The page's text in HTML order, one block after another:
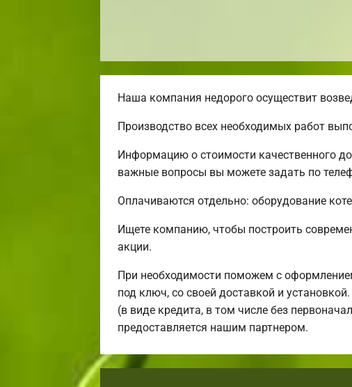
Наша компания недорого осуществит
Производство всех необходимых работ
Информацию о стоимости качественного
важные вопросы вы можете задать по
Оплачиваются отдельно: оборудование
Ищете компанию, чтобы построить
акции.
При необходимости поможем с
под ключ, со своей доставкой и
(в виде кредита, в том числе без
предоставляется нашим партнером.